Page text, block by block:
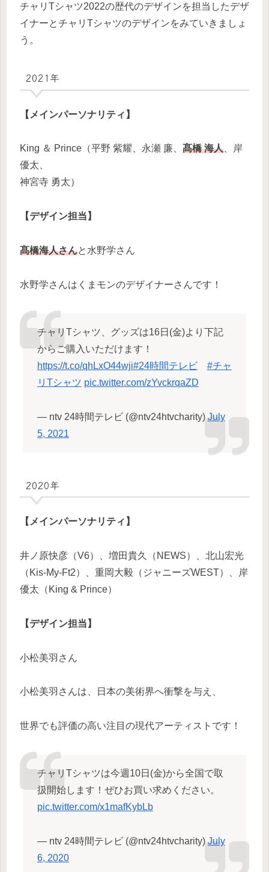
チャリTシャツ2022の歴代のデザインを担当したデザ
イナーとチャリTシャツのデザインをみていきましょ
う。
2021年
【メインパーソナリティ】
King ＆ Prince（平野 紫耀、永瀬 廉、 髙橋 海人、岸
優太、
神宮寺 勇太）
【デザイン担当】
髙橋海人さんと水野学さん
水野学さんはくまモンのデザイナーさんです！
チャリTシャツ、グッズは16日(金)より下記
からご購入いただけます！
https://t.co/qhLxO44wji#24時間テレビ
#チャ
リTシャツ pic.twitter.com/zYvckrqaZD
— ntv 24時間テレビ (@ntv24htvcharity)July
5, 2021
2020年
【メインパーソナリティ】
井ノ原快彦（V6）、増田貴久（NEWS）、北山宏光
（Kis-My-Ft2）、重岡大毅（ジャニーズWEST）、岸
優太（King & Prince）
【デザイン担当】
小松美羽さん
小松美羽さんは、日本の美術界へ衝撃を与え、
世界でも評価の高い注目の現代アーティストです！
チャリTシャツは今週10日(金)から全国で取
扱開始します！ぜひお買い求めください。
pic.twitter.com/x1mafKybLb
— ntv 24時間テレビ (@ntv24htvcharity)July
6, 2020